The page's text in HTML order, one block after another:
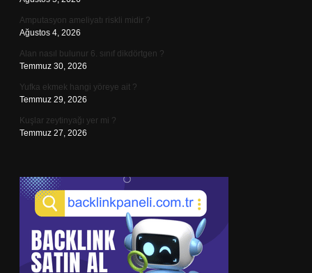
Amputasyon ameliyatı riskli midir ?
Ağustos 4, 2026
Alan nasıl bulunur 6. sınıf dikdörtgen ?
Temmuz 30, 2026
Yufka ekmek hangi yöreye ait ?
Temmuz 29, 2026
Kuşlar zeytinyağı yer mi ?
Temmuz 27, 2026